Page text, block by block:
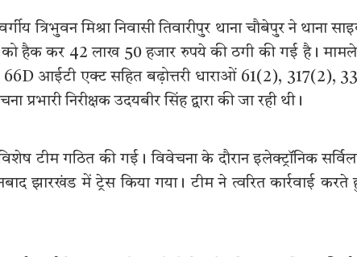
त्रिभुवन मिश्रा निवासी तिवारीपुर थाना चौबेपुर ने थाना
को हैक कर 42 लाख 50 हजार रुपये की ठगी की गई है।
आईटी एक्ट सहित बढ़ोत्तरी धाराओं 61(2), 317(2),
निरीक्षक उदयबीर सिंह द्वारा की जा रही थी।
टीम गठित की गई। विवेचना के दौरान इलेक्ट्रॉनिक
झारखंड में ट्रेस किया गया। टीम ने त्वरित कार्रवाई करते